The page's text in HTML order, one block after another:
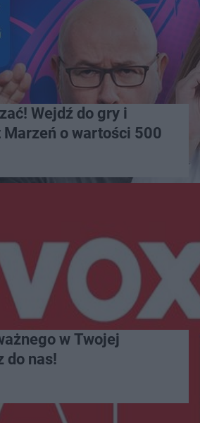
Wejdź do gry i
o wartości 500
w Twojej
do nas!